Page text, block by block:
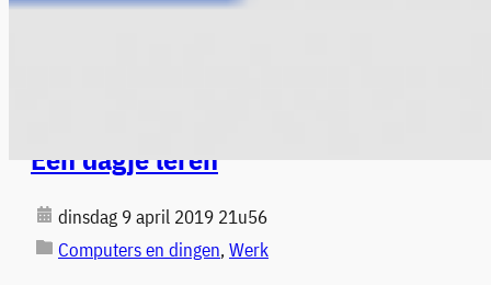
Een dagje leren
dinsdag 9 april 2019 21u56
Computers en dingen, Werk